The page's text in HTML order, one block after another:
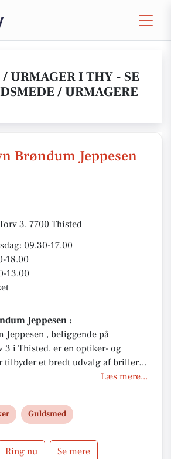
URMAGER I THY - SE
/ URMAGERE
Brøndum Jeppesen
3, 7700 Thisted
09.30-17.00
18.00
13.00
Jeppesen :
Jeppesen , beliggende på
3 i Thisted, er en optiker- og
tilbyder et bredt udvalg af briller,
smykker og ure. De tilbyder
en rentefri betalingsordning.
på kvalitet og kundeservice,
et populært valg for både
Læs mere...
Guldsmed
Ring nu Se mere